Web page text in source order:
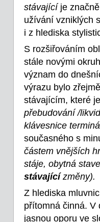
stávající je
užívání vzniklých
i z hlediska
S rozšiřováním
stále novými
význam do
výrazu bylo
stávajícím, které
přebudování /
klávesnice
současného s
částem vnějších
stáje, obytná
stávající změny).
Z hlediska
přítomná činná. V
jasnou oporu ve